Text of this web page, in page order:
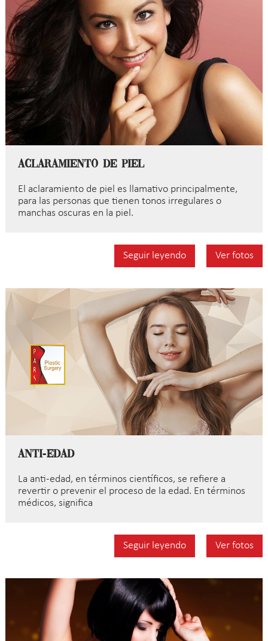
Aclaramiento de piel
El aclaramiento de piel es llamativo principalmente,
para las personas que tienen tonos irregulares o
manchas oscuras en la piel.
Seguir leyendo Ver fotos
Anti-edad
La anti-edad, en términos científicos, se refiere a
revertir o prevenir el proceso de la edad. En términos
médicos, significa
Seguir leyendo Ver fotos